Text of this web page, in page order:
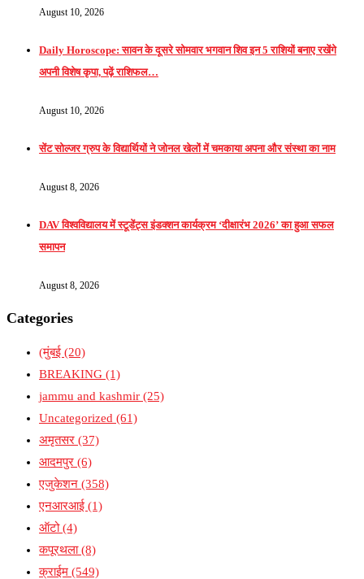
August 10, 2026
Daily Horoscope: सावन के दूसरे सोमवार भगवान शिव इन 5 राशियों बनाए रखेंगे
अपनी विशेष कृपा, पढ़ें राशिफल…
August 10, 2026
सेंट सोल्जर ग्रुप के विद्यार्थियों ने जोनल खेलों में चमकाया अपना और संस्था का नाम
August 8, 2026
DAV विश्वविद्यालय में स्टूडेंट्स इंडक्शन कार्यक्रम ‘दीक्षारंभ 2026’ का हुआ सफल
समापन
August 8, 2026
Categories
(मुंबई (20)
BREAKING (1)
jammu and kashmir (25)
Uncategorized (61)
अमृतसर (37)
आदमपुर (6)
एजुकेशन (358)
एनआरआई (1)
ऑटो(4)
कपूरथला(8)
क्राईम (549)